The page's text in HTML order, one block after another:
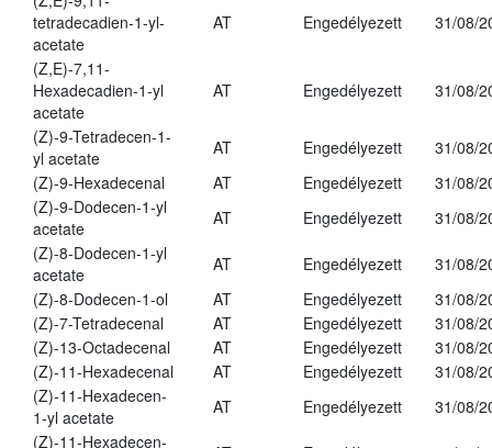
tetradecadien-1-yl-
acetate
AT Engedélyezett 31/08/
(Z,E)-7,11-
Hexadecadien-1-yl
acetate
AT Engedélyezett 31/08/
(Z)-9-Tetradecen-1-
yl acetate
AT Engedélyezett
31/08/
(Z)-9-Hexadecenal
AT Engedélyezett
31/08/
(Z)-9-Dodecen-1-yl
acetate
AT Engedélyezett
31/08/
(Z)-8-Dodecen-1-yl
acetate
AT Engedélyezett
31/08/
(Z)-8-Dodecen-1-ol
AT Engedélyezett
31/08/
(Z)-7-Tetradecenal
AT Engedélyezett
31/08/
(Z)-13-Octadecenal
AT Engedélyezett
31/08/
(Z)-11-Hexadecenal
AT Engedélyezett
31/08/
(Z)-11-Hexadecen-
1-yl acetate
AT Engedélyezett
31/08/
(Z)-11-Hexadecen-